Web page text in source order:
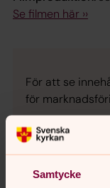
Samtycke
Se filmen här ››
För att se
för
Se videon på